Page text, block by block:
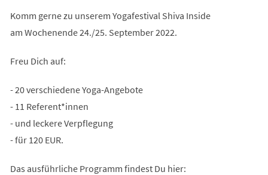
Komm gerne zu unserem Yogafestival Shiva Inside
am Wochenende 24./25. September 2022.
Freu Dich auf:
- 20 verschiedene Yoga-Angebote
- 11 Referent*innen
- und leckere Verpflegung
- für 120 EUR.
Das ausführliche Programm findest Du hier: